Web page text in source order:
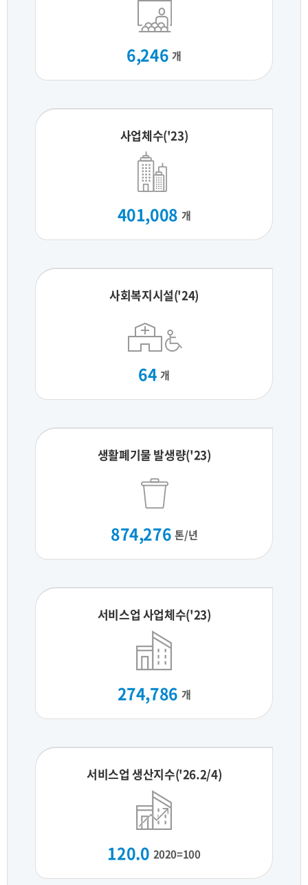
6,246 개
사업체수('23)
401,008 개
사회복지시설('24)
64 개
생활폐기물 발생량('23)
874,276 톤/년
서비스업 사업체수('23)
274,786 개
서비스업 생산지수('26.2/4)
120.0 2020=100